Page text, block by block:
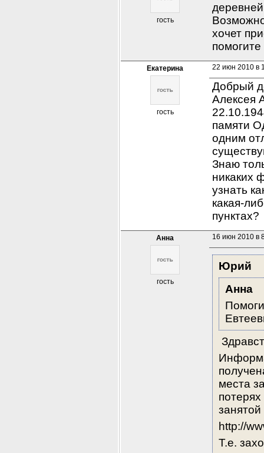
гость
хочет
помогите
Екатерина
гость
22 июн 2010 в
Добрый
Алексея
памяти
одним
Знаю
никаких
узнать
какая-
пунктах?
Анна
гость
16 июн 2010 в
Юрий
Анна
места
http://
Т.е.